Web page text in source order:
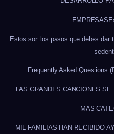
EMPRESAS
Estos son los pasos que debes dar
Frequently Asked Questions
LAS GRANDES CANCIONES
MAS
MIL FAMILIAS HAN RECIBIDO